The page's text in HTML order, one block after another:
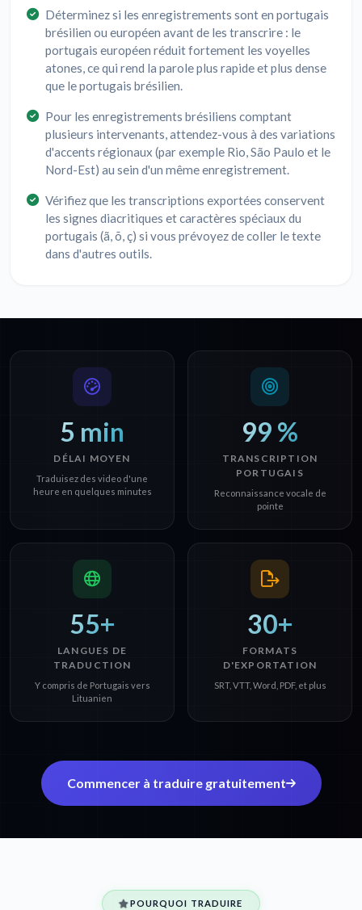
Déterminez si les enregistrements sont en portugais
brésilien ou européen avant de les transcrire : le
portugais européen réduit fortement les voyelles
atones, ce qui rend la parole plus rapide et plus dense
que le portugais brésilien.
Pour les enregistrements brésiliens comptant
plusieurs intervenants, attendez-vous à des variations
d'accents régionaux (par exemple Rio, São Paulo et le
Nord-Est) au sein d'un même enregistrement.
Vérifiez que les transcriptions exportées conservent
les signes diacritiques et caractères spéciaux du
portugais (ã, õ, ç) si vous prévoyez de coller le texte
dans d'autres outils.
5 min
DÉLAI MOYEN
Traduisez des video d'une
heure en quelques minutes
99 %
TRANSCRIPTION
PORTUGAIS
Reconnaissance vocale de
pointe
55+
LANGUES DE
TRADUCTION
Y compris de Portugais vers
Lituanien
30+
FORMATS
D'EXPORTATION
SRT, VTT, Word, PDF, et plus
Commencer à traduire gratuitement
POURQUOI TRADUIRE